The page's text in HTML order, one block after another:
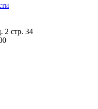
2 стр. 34